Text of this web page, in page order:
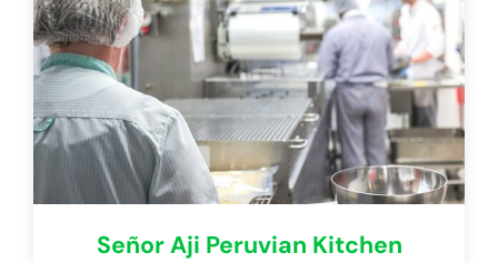
Señor Aji Peruvian Kitchen